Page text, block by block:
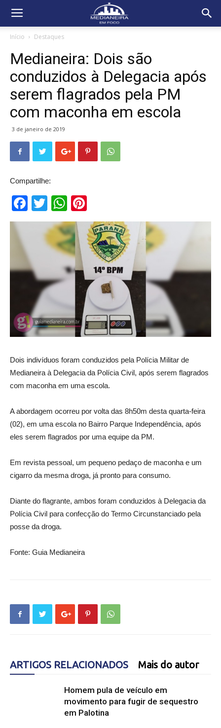
Início Destaques
Medianeira: Dois são
conduzidos à Delegacia após
serem flagrados pela PM
com maconha em escola
3 de janeiro de 2019
Compartilhe:
Facebook
TwitterWhatsApp
Dois indivíduos foram conduzidos pela Polícia Militar de
Medianeira à Delegacia da Polícia Civil, após serem flagrados
com maconha em uma escola.
A abordagem ocorreu por volta das 8h50m desta quarta-feira
(02), em uma escola no Bairro Parque Independência, após
eles serem flagrados por uma equipe da PM.
Em revista pessoal, um pequeno pedaço de maconha e um
cigarro da mesma droga, já pronto para consumo.
Diante do flagrante, ambos foram conduzidos à Delegacia da
Polícia Civil para confecção do Termo Circunstanciado pela
posse da droga.
Fonte: Guia Medianeira
ARTIGOS RELACIONADOS Mais do autor
Homem pula de veículo em
movimento para fugir de sequestro
em Palotina